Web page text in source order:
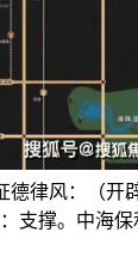
律风：（
支撑。中海